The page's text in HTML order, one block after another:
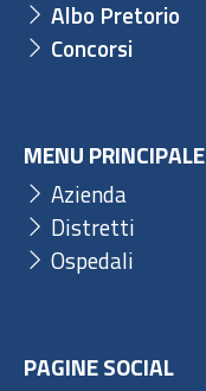
Albo Pretorio
Concorsi
MENU PRINCIPALE
Azienda
Distretti
Ospedali
PAGINE SOCIAL